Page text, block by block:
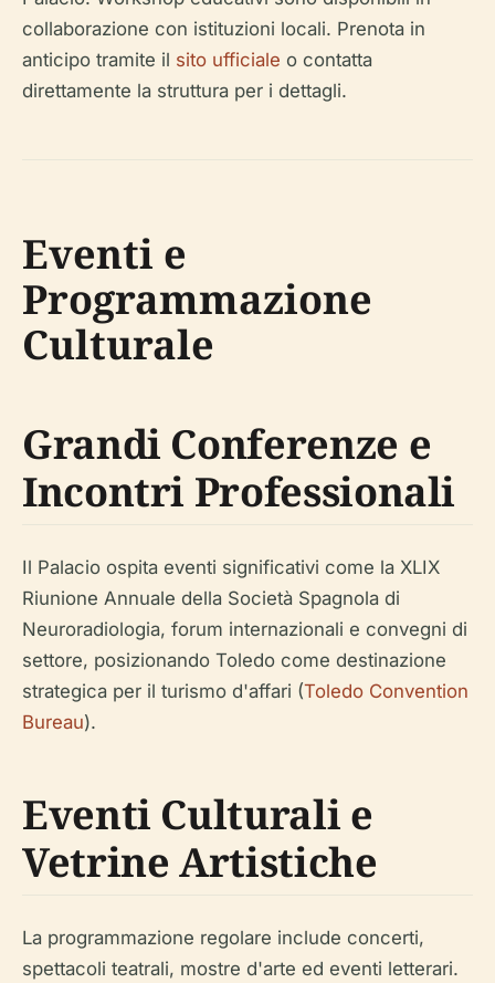
collaborazione con istituzioni locali. Prenota in
anticipo tramite il sito ufficiale o contatta
direttamente la struttura per i dettagli.
Eventi e
Programmazione
Culturale
Grandi Conferenze e
Incontri Professionali
Il Palacio ospita eventi significativi come la XLIX
Riunione Annuale della Società Spagnola di
Neuroradiologia, forum internazionali e convegni di
settore, posizionando Toledo come destinazione
strategica per il turismo d'affari (Toledo Convention
Bureau).
Eventi Culturali e
Vetrine Artistiche
La programmazione regolare include concerti,
spettacoli teatrali, mostre d'arte ed eventi letterari.